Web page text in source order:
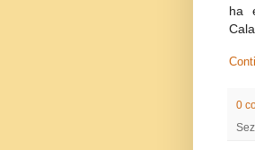
ha
0